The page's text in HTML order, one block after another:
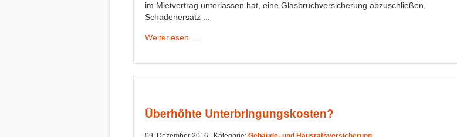
im Mietvertrag unterlassen hat, eine Glasbruchversicherung abzuschließen,
Schadenersatz ...
Weiterlesen …
Überhöhte Unterbringungskosten?